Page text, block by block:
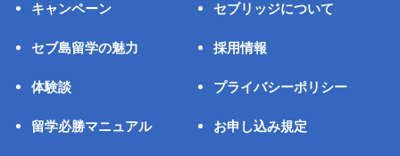
キャンペーン
セブ島留学の魅力
体験談
留学必勝マニュアル
セブリッジについて
採用情報
プライバシーポリシー
お申し込み規定